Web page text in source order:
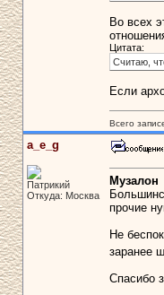
Во всех
Цитата:
Считаю,
Если
Всего
a_e_g
Патрикий
Откуда: Москва
Музалон
прочие
Не
заранее
Спасибо